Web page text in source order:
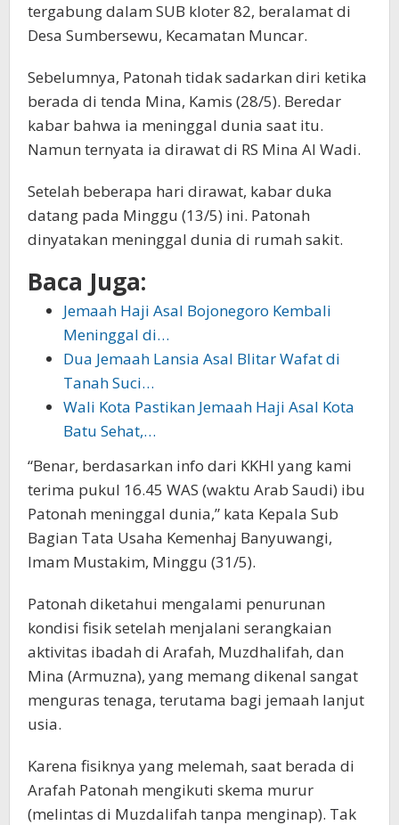
tergabung dalam SUB kloter 82, beralamat di
Desa Sumbersewu, Kecamatan Muncar.
Sebelumnya, Patonah tidak sadarkan diri ketika
berada di tenda Mina, Kamis (28/5). Beredar
kabar bahwa ia meninggal dunia saat itu.
Namun ternyata ia dirawat di RS Mina Al Wadi.
Setelah beberapa hari dirawat, kabar duka
datang pada Minggu (13/5) ini. Patonah
dinyatakan meninggal dunia di rumah sakit.
Baca Juga:
Jemaah Haji Asal Bojonegoro Kembali
Meninggal di…
Dua Jemaah Lansia Asal Blitar Wafat di
Tanah Suci…
Wali Kota Pastikan Jemaah Haji Asal Kota
Batu Sehat,…
“Benar, berdasarkan info dari KKHI yang kami
terima pukul 16.45 WAS (waktu Arab Saudi) ibu
Patonah meninggal dunia,” kata Kepala Sub
Bagian Tata Usaha Kemenhaj Banyuwangi,
Imam Mustakim, Minggu (31/5).
Patonah diketahui mengalami penurunan
kondisi fisik setelah menjalani serangkaian
aktivitas ibadah di Arafah, Muzdhalifah, dan
Mina (Armuzna), yang memang dikenal sangat
menguras tenaga, terutama bagi jemaah lanjut
usia.
Karena fisiknya yang melemah, saat berada di
Arafah Patonah mengikuti skema murur
(melintas di Muzdalifah tanpa menginap). Tak